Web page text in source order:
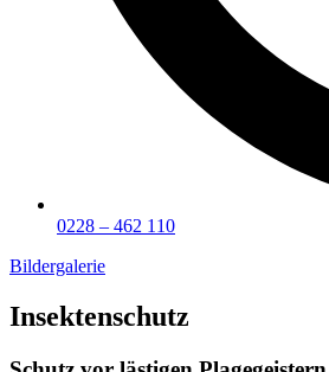
0228 – 462 110
Bildergalerie
Insektenschutz